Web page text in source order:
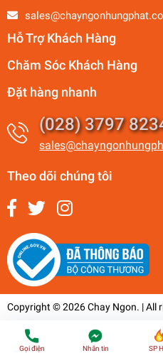
Hỗ Trợ Khách Hàng
Chăm Sóc Khách Hàng
Đặt hàng nhanh
(028) 3797
Theo dõi chúng tôi
Copyright © 2026 Chay Ngon. | All
Gọi điện Nhắn tin SP